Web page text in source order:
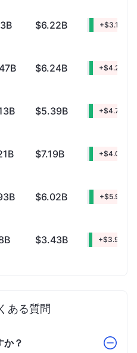
$6.22B +$3.10B
$6.24B +$4.22B
$5.39B +$4.74B
$7.19B +$4.01B
$6.02B +$5.91B
$3.43B +$3.94B
ある質問
か？